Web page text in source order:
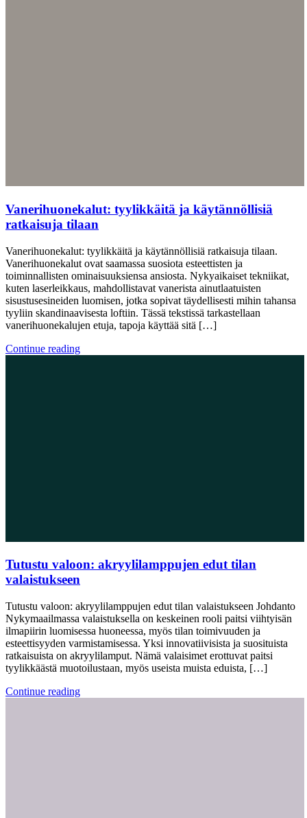
Vanerihuonekalut: tyylikkäitä ja käytännöllisiä
ratkaisuja tilaan
Vanerihuonekalut: tyylikkäitä ja käytännöllisiä ratkaisuja tilaan.
Vanerihuonekalut ovat saamassa suosiota esteettisten ja
toiminnallisten ominaisuuksiensa ansiosta. Nykyaikaiset tekniikat,
kuten laserleikkaus, mahdollistavat vanerista ainutlaatuisten
sisustusesineiden luomisen, jotka sopivat täydellisesti mihin tahansa
tyyliin skandinaavisesta loftiin. Tässä tekstissä tarkastellaan
vanerihuonekalujen etuja, tapoja käyttää sitä […]
Continue reading
Tutustu valoon: akryylilamppujen edut tilan
valaistukseen
Tutustu valoon: akryylilamppujen edut tilan valaistukseen Johdanto
Nykymaailmassa valaistuksella on keskeinen rooli paitsi viihtyisän
ilmapiirin luomisessa huoneessa, myös tilan toimivuuden ja
esteettisyyden varmistamisessa. Yksi innovatiivisista ja suosituista
ratkaisuista on akryylilamput. Nämä valaisimet erottuvat paitsi
tyylikkäästä muotoilustaan, myös useista muista eduista, […]
Continue reading